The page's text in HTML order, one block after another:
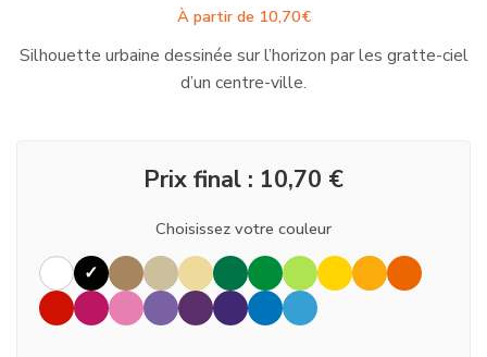
À partir de 10,70€
Silhouette urbaine dessinée sur l’horizon par les gratte-ciel
d’un centre-ville.
Prix final : 10,70 €
Choisissez votre couleur